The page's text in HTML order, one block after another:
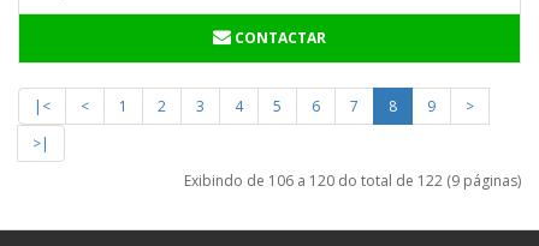
CONTACTAR
|< < 1 2 3 4 5 6 7 8 9
>
>|
Exibindo de 106 a 120 do total de 122 (9 páginas)